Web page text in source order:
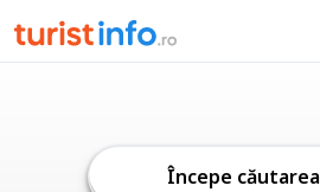
Începe căutarea